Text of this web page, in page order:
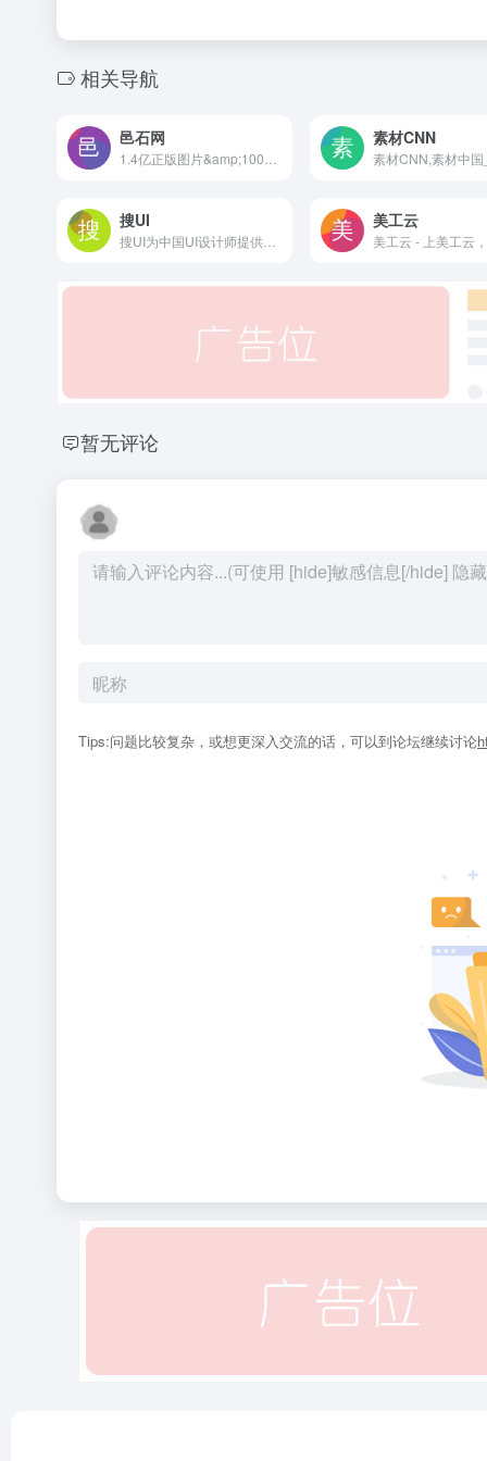
相关导航
邑石网 素材CNN
搜UI 美工云
暂无评论
Tips:问题比较复杂，或想更深入交流的话，可以到论坛继续讨论